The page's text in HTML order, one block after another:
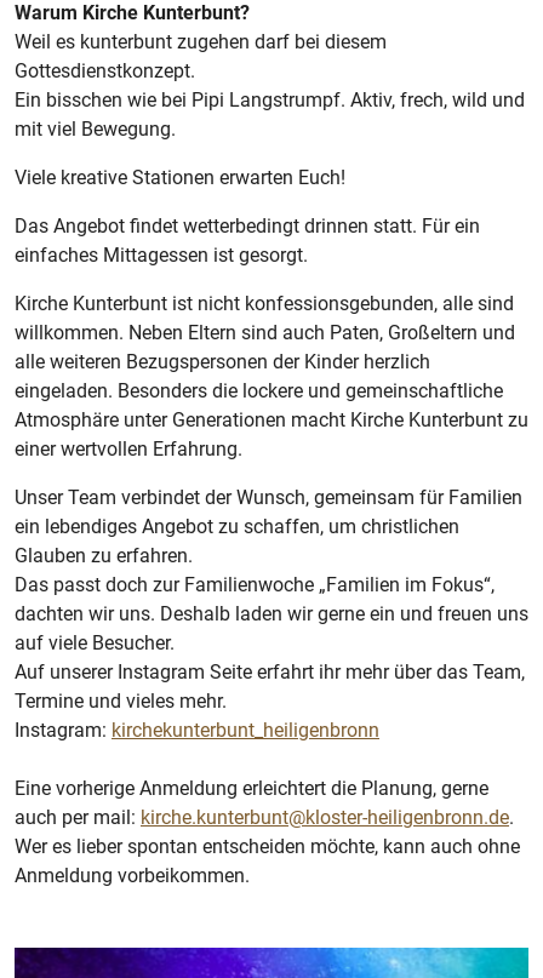
Warum Kirche Kunterbunt?
Weil es kunterbunt zugehen darf bei diesem
Gottesdienstkonzept.
Ein bisschen wie bei Pipi Langstrumpf. Aktiv, frech, wild und
mit viel Bewegung.
Viele kreative Stationen erwarten Euch!
Das Angebot findet wetterbedingt drinnen statt. Für ein
einfaches Mittagessen ist gesorgt.
Kirche Kunterbunt ist nicht konfessionsgebunden, alle sind
willkommen. Neben Eltern sind auch Paten, Großeltern und
alle weiteren Bezugspersonen der Kinder herzlich
eingeladen. Besonders die lockere und gemeinschaftliche
Atmosphäre unter Generationen macht Kirche Kunterbunt zu
einer wertvollen Erfahrung.
Unser Team verbindet der Wunsch, gemeinsam für Familien
ein lebendiges Angebot zu schaffen, um christlichen
Glauben zu erfahren.
Das passt doch zur Familienwoche „Familien im Fokus“,
dachten wir uns. Deshalb laden wir gerne ein und freuen uns
auf viele Besucher.
Auf unserer Instagram Seite erfahrt ihr mehr über das Team,
Termine und vieles mehr.
Instagram: kirchekunterbunt_heiligenbronn
Eine vorherige Anmeldung erleichtert die Planung, gerne
auch per mail: kirche.kunterbunt@kloster-heiligenbronn.de.
Wer es lieber spontan entscheiden möchte, kann auch ohne
Anmeldung vorbeikommen.